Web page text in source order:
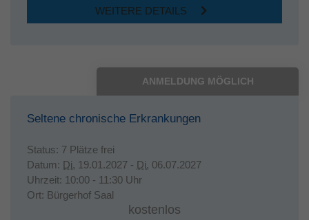
WEITERE DETAILS
ANMELDUNG MÖGLICH
Seltene chronische Erkrankungen
Status: 7 Plätze frei
Datum: Di. 19.01.2027 - Di. 06.07.2027
Uhrzeit: 10:00 - 11:30 Uhr
Ort: Bürgerhof Saal
kostenlos